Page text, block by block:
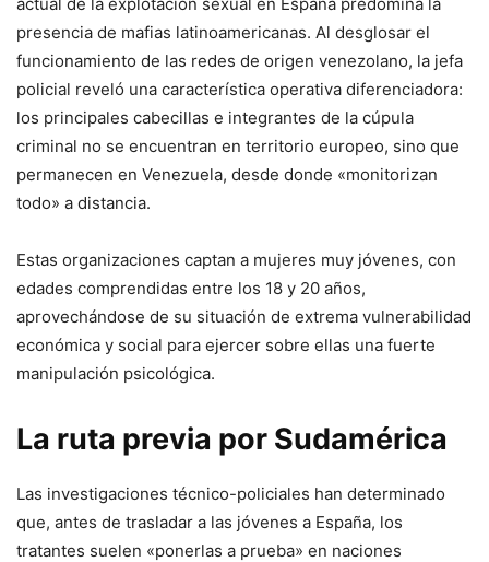
presencia de mafias latinoamericanas. Al desglosar el
funcionamiento de las redes de origen venezolano, la jefa
policial reveló una característica operativa diferenciadora:
los principales cabecillas e integrantes de la cúpula
criminal no se encuentran en territorio europeo, sino que
permanecen en Venezuela, desde donde «monitorizan
todo» a distancia.
Estas organizaciones captan a mujeres muy jóvenes, con
edades comprendidas entre los 18 y 20 años,
aprovechándose de su situación de extrema vulnerabilidad
económica y social para ejercer sobre ellas una fuerte
manipulación psicológica.
La ruta previa por Sudamérica
Las investigaciones técnico-policiales han determinado
que, antes de trasladar a las jóvenes a España, los
tratantes suelen «ponerlas a prueba» en naciones